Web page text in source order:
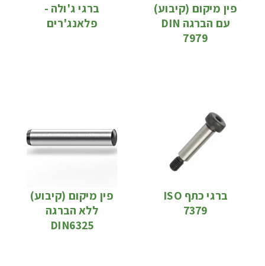
פין מיקום (קיבוע)
עם הברגה DIN
7979
ברגי ג'ולה -
פלאנג'רים
ברגי כתף ISO
7379
פין מיקום (קיבוע)
ללא הברגה
DIN6325